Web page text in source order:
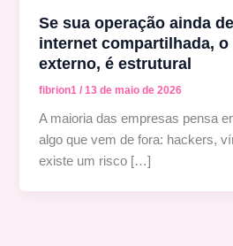
Se sua operação ainda
internet compartilhada,
externo, é estrutural
fibrion1/13 de maio de 2026
A maioria das empresas pensa
algo que vem de fora: hackers,
existe um risco […]